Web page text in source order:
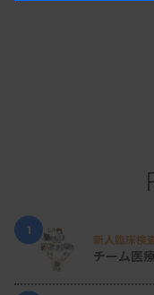
1
新人臨床検
チーム医